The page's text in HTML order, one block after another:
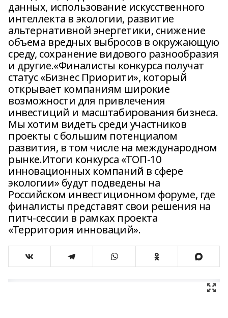
данных, использование искусственного
интеллекта в экологии, развитие
альтернативной энергетики, снижение
объема вредных выбросов в окружающую
среду, сохранение видового разнообразия
и другие.«Финалисты конкурса получат
статус «Бизнес Приорити», который
открывает компаниям широкие
возможности для привлечения
инвестиций и масштабирования бизнеса.
Мы хотим видеть среди участников
проекты с большим потенциалом
развития, в том числе на международном
рынке.Итоги конкурса «ТОП-10
инновационных компаний в сфере
экологии» будут подведены на
Российском инвестиционном форуме, где
финалисты представят свои решения на
питч-сессии в рамках проекта
«Территория инноваций».